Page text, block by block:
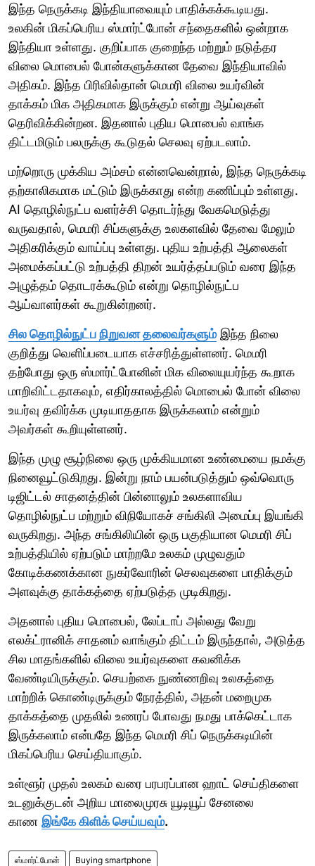
இந்த நெருக்கடி இந்தியாவையும் பாதிக்கக்கூடியது.
உலகின் மிகப்பெரிய ஸ்மார்ட்போன் சந்தைகளில் ஒன்றாக
இந்தியா உள்ளது. குறிப்பாக குறைந்த மற்றும் நடுத்தர
விலை மொபைல் போன்களுக்கான தேவை இந்தியாவில்
அதிகம். இந்த பிரிவில்தான் மெமரி விலை உயர்வின்
தாக்கம் மிக அதிகமாக இருக்கும் என்று ஆய்வுகள்
தெரிவிக்கின்றன. இதனால் புதிய மொபைல் வாங்க
திட்டமிடும் பலருக்கு கூடுதல் செலவு ஏற்படலாம்.
மற்றொரு முக்கிய அம்சம் என்னவென்றால், இந்த நெருக்கடி
தற்காலிகமாக மட்டும் இருக்காது என்ற கணிப்பும் உள்ளது.
AI தொழில்நுட்ப வளர்ச்சி தொடர்ந்து வேகமெடுத்து
வருவதால், மெமரி சிப்களுக்கு உலகளவில் தேவை மேலும்
அதிகரிக்கும் வாய்ப்பு உள்ளது. புதிய உற்பத்தி ஆலைகள்
அமைக்கப்பட்டு உற்பத்தி திறன் உயர்த்தப்படும் வரை இந்த
அழுத்தம் தொடரக்கூடும் என்று தொழில்நுட்ப
ஆய்வாளர்கள் கூறுகின்றனர்.
சில தொழில்நுட்ப நிறுவன தலைவர்களும்இந்த நிலை
குறித்து வெளிப்படையாக எச்சரித்துள்ளனர். மெமரி
தற்போது ஒரு ஸ்மார்ட்போனின் மிக விலையுயர்ந்த கூறாக
மாறிவிட்டதாகவும், எதிர்காலத்தில் மொபைல் போன் விலை
உயர்வு தவிர்க்க முடியாததாக இருக்கலாம் என்றும்
அவர்கள் கூறியுள்ளனர்.
இந்த முழு சூழ்நிலை ஒரு முக்கியமான உண்மையை நமக்கு
நினைவூட்டுகிறது. இன்று நாம் பயன்படுத்தும் ஒவ்வொரு
டிஜிட்டல் சாதனத்தின் பின்னாலும் உலகளாவிய
தொழில்நுட்ப மற்றும் விநியோகச் சங்கிலி அமைப்பு இயங்கி
வருகிறது. அந்த சங்கிலியின் ஒரு பகுதியான மெமரி சிப்
உற்பத்தியில் ஏற்படும் மாற்றமே உலகம் முழுவதும்
கோடிக்கணக்கான நுகர்வோரின் செலவுகளை பாதிக்கும்
அளவுக்கு தாக்கத்தை ஏற்படுத்த முடிகிறது.
அதனால் புதிய மொபைல், லேப்டாப் அல்லது வேறு
எலக்ட்ரானிக் சாதனம் வாங்கும் திட்டம் இருந்தால், அடுத்த
சில மாதங்களில் விலை உயர்வுகளை கவனிக்க
வேண்டியிருக்கும். செயற்கை நுண்ணறிவு உலகத்தை
மாற்றிக் கொண்டிருக்கும் நேரத்தில், அதன் மறைமுக
தாக்கத்தை முதலில் உணரப் போவது நமது பாக்கெட்டாக
இருக்கலாம் என்பதே இந்த மெமரி சிப் நெருக்கடியின்
மிகப்பெரிய செய்தியாகும்.
உள்ளூர் முதல் உலகம் வரை பரபரப்பான ஹாட் செய்திகளை
உடனுக்குடன் அறிய மாலைமுரசு யூடியூப் சேனலை
காண இங்கே கிளிக் செய்யவும்.
ஸ்மார்ட்போன் Buying smartphone